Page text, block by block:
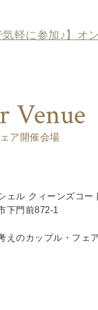
気軽に参加♪】オ
Venue
ア開催会場
ェル クィーンズコー
下門前872-1
えのカップル・フ